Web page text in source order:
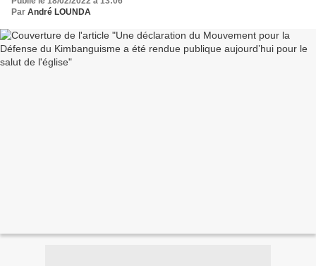
Par André LOUNDA